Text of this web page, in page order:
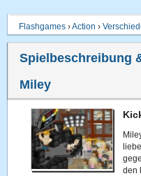
Flashgames ›Action ›
Spielbeschreibung
Miley
den